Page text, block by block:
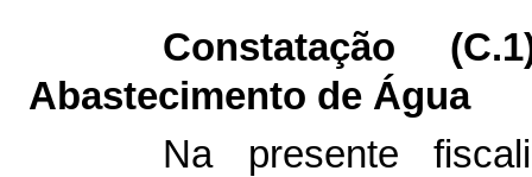
Constatação
Abastecimento de Água
Na presente